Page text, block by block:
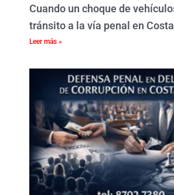
Cuando un choque de
tránsito a la vía penal en
Leer más »